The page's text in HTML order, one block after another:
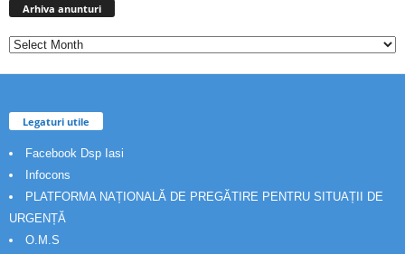
Arhiva anunturi
Legaturi utile
Facebook Dsp Iasi
Infocons
PLATFORMA NAȚIONALĂ DE PREGĂTIRE PENTRU SITUAȚII DE
URGENȚĂ
O.M.S